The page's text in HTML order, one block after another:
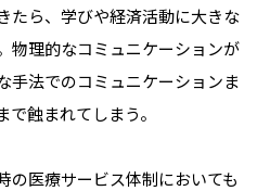
たら、学びや経済活動に大きな
物理的なコミュニケーションが
手法でのコミュニケーションま
蝕まれてしまう。
医療サービス体制においても